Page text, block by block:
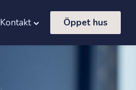
Kontakt
Toggle
"Kontakt"
Öppet hus